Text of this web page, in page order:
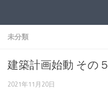
未分類
建築計画始動 その５
2021年11月20日